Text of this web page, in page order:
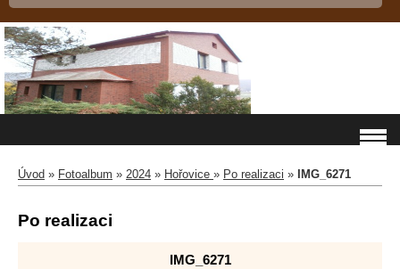
Úvod » Fotoalbum » 2024 » Hořovice » Po realizaci » IMG_6271
Po realizaci
IMG_6271